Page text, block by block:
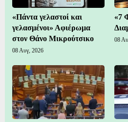
«Πάντα γελαστοί και
γελασμένοι» Αφιέρωμα
στον Θάνο Μικρούτσικο
08 Αυγ, 2026
«7
08